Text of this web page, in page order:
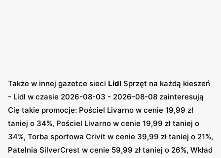
Także w innej gazetce sieci Lidl Sprzęt na każdą kieszeń
- Lidl w czasie 2026-08-03 - 2026-08-08 zainteresują
Cię takie promocje: Pościel Livarno w cenie 19,99 zł
taniej o 34%, Pościel Livarno w cenie 19,99 zł taniej o
34%, Torba sportowa Crivit w cenie 39,99 zł taniej o 21%,
Patelnia SilverCrest w cenie 59,99 zł taniej o 26%, Wkład